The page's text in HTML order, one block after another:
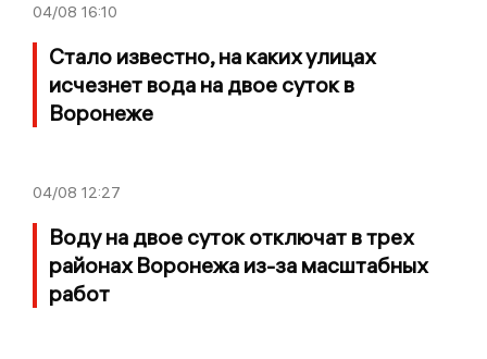
04/08 16:10
Стало известно, на каких улицах
исчезнет вода на двое суток в
Воронеже
04/08 12:27
Воду на двое суток отключат в трех
районах Воронежа из-за масштабных
работ